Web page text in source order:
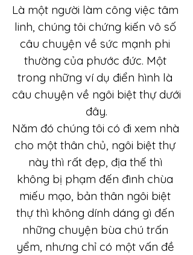
Là một người làm công việc tâm
linh, chúng tôi chứng kiến vô số
câu chuyện về sức mạnh phi
thường của phước đức. Một
trong những ví dụ điển hình là
câu chuyện về ngôi biệt thự dưới
đây.
Năm đó chúng tôi có đi xem nhà
cho một thân chủ, ngôi biệt thự
này thì rất đẹp, địa thế thì
không bị phạm đến đình chùa
miếu mạo, bản thân ngôi biệt
thự thì không dính dáng gì đến
những chuyện bùa chú trấn
yểm, nhưng chỉ có một vấn đề